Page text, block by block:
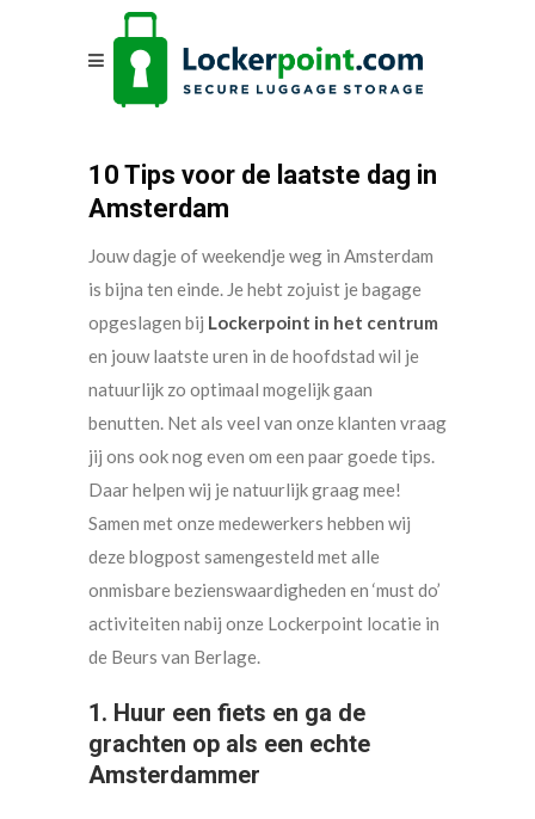
10 Tips voor de laatste dag in
Amsterdam
Jouw dagje of weekendje weg in Amsterdam
is bijna ten einde. Je hebt zojuist je bagage
opgeslagen bij Lockerpoint in het centrum
en jouw laatste uren in de hoofdstad wil je
natuurlijk zo optimaal mogelijk gaan
benutten. Net als veel van onze klanten vraag
jij ons ook nog even om een paar goede tips.
Daar helpen wij je natuurlijk graag mee!
Samen met onze medewerkers hebben wij
deze blogpost samengesteld met alle
onmisbare bezienswaardigheden en ‘must do’
activiteiten nabij onze Lockerpoint locatie in
de Beurs van Berlage.
1. Huur een fiets en ga de
grachten op als een echte
Amsterdammer